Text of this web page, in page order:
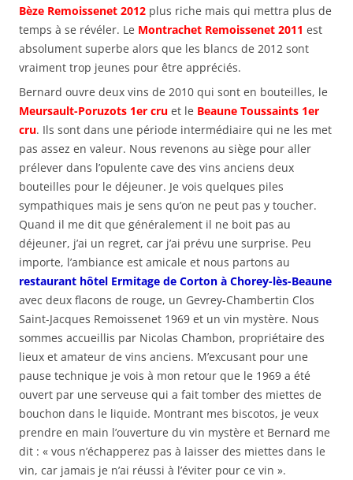
Bèze Remoissenet 2012 plus riche mais qui mettra plus de
temps à se révéler. Le Montrachet Remoissenet 2011 est
absolument superbe alors que les blancs de 2012 sont
vraiment trop jeunes pour être appréciés.
Bernard ouvre deux vins de 2010 qui sont en bouteilles, le
Meursault-Poruzots 1er cru et le Beaune Toussaints 1er
cru. Ils sont dans une période intermédiaire qui ne les met
pas assez en valeur. Nous revenons au siège pour aller
prélever dans l’opulente cave des vins anciens deux
bouteilles pour le déjeuner. Je vois quelques piles
sympathiques mais je sens qu’on ne peut pas y toucher.
Quand il me dit que généralement il ne boit pas au
déjeuner, j’ai un regret, car j’ai prévu une surprise. Peu
importe, l’ambiance est amicale et nous partons au
restaurant hôtel Ermitage de Corton à Chorey-lès-Beaune
avec deux flacons de rouge, un Gevrey-Chambertin Clos
Saint-Jacques Remoissenet 1969 et un vin mystère. Nous
sommes accueillis par Nicolas Chambon, propriétaire des
lieux et amateur de vins anciens. M’excusant pour une
pause technique je vois à mon retour que le 1969 a été
ouvert par une serveuse qui a fait tomber des miettes de
bouchon dans le liquide. Montrant mes biscotos, je veux
prendre en main l’ouverture du vin mystère et Bernard me
dit : « vous n’échapperez pas à laisser des miettes dans le
vin, car jamais je n’ai réussi à l’éviter pour ce vin ».